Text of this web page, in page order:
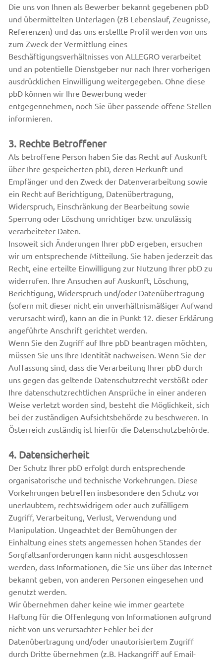
Die uns von Ihnen als Bewerber bekannt gegebenen pbD
und übermittelten Unterlagen (zB Lebenslauf, Zeugnisse,
Referenzen) und das uns erstellte Profil werden von uns
zum Zweck der Vermittlung eines
Beschäftigungsverhältnisses von ALLEGRO verarbeitet
und an potentielle Dienstgeber nur nach Ihrer vorherigen
ausdrücklichen Einwilligung weitergegeben. Ohne diese
pbD können wir Ihre Bewerbung weder
entgegennehmen, noch Sie über passende offene Stellen
informieren.
3. Rechte Betroffener
Als betroffene Person haben Sie das Recht auf Auskunft
über Ihre gespeicherten pbD, deren Herkunft und
Empfänger und den Zweck der Datenverarbeitung sowie
ein Recht auf Berichtigung, Datenübertragung,
Widerspruch, Einschränkung der Bearbeitung sowie
Sperrung oder Löschung unrichtiger bzw. unzulässig
verarbeiteter Daten.
Insoweit sich Änderungen Ihrer pbD ergeben, ersuchen
wir um entsprechende Mitteilung. Sie haben jederzeit das
Recht, eine erteilte Einwilligung zur Nutzung Ihrer pbD zu
widerrufen. Ihre Ansuchen auf Auskunft, Löschung,
Berichtigung, Widerspruch und/oder Datenübertragung
(sofern mit dieser nicht ein unverhältnismäßiger Aufwand
verursacht wird), kann an die in Punkt 12. dieser Erklärung
angeführte Anschrift gerichtet werden.
Wenn Sie den Zugriff auf Ihre pbD beantragen möchten,
müssen Sie uns Ihre Identität nachweisen. Wenn Sie der
Auffassung sind, dass die Verarbeitung Ihrer pbD durch
uns gegen das geltende Datenschutzrecht verstößt oder
Ihre datenschutzrechtlichen Ansprüche in einer anderen
Weise verletzt worden sind, besteht die Möglichkeit, sich
bei der zuständigen Aufsichtsbehörde zu beschweren. In
Österreich zuständig ist hierfür die Datenschutzbehörde.
4. Datensicherheit
Der Schutz Ihrer pbD erfolgt durch entsprechende
organisatorische und technische Vorkehrungen. Diese
Vorkehrungen betreffen insbesondere den Schutz vor
unerlaubtem, rechtswidrigem oder auch zufälligem
Zugriff, Verarbeitung, Verlust, Verwendung und
Manipulation. Ungeachtet der Bemühungen der
Einhaltung eines stets angemessen hohen Standes der
Sorgfaltsanforderungen kann nicht ausgeschlossen
werden, dass Informationen, die Sie uns über das Internet
bekannt geben, von anderen Personen eingesehen und
genutzt werden.
Wir übernehmen daher keine wie immer geartete
Haftung für die Offenlegung von Informationen aufgrund
nicht von uns verursachter Fehler bei der
Datenübertragung und/oder unautorisiertem Zugriff
durch Dritte übernehmen (z.B. Hackangriff auf Email-